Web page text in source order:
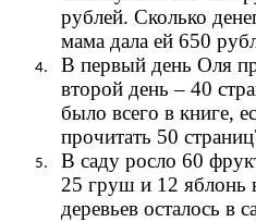
рублей. Сколько
мама дала ей 650
В первый день Оля
второй день – 40
было всего в книге,
прочитать 50
В саду росло 60
25 груш и 12 яблонь
деревьев осталось в